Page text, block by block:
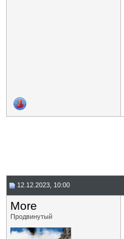
12.12.2023, 10:00
More
Продвинутый